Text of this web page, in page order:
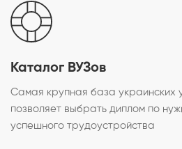
Каталог ВУЗов
Самая крупная база украинских
позволяет выбрать диплом по
успешного трудоустройства